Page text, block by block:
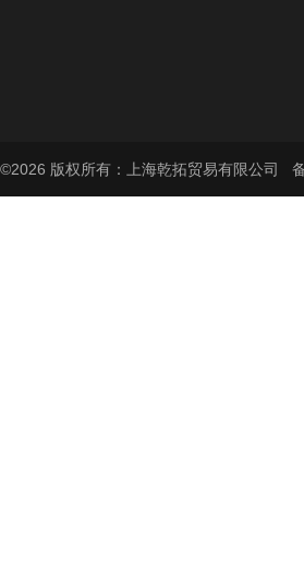
©2026 版权所有：上海乾拓贸易有限公司 备